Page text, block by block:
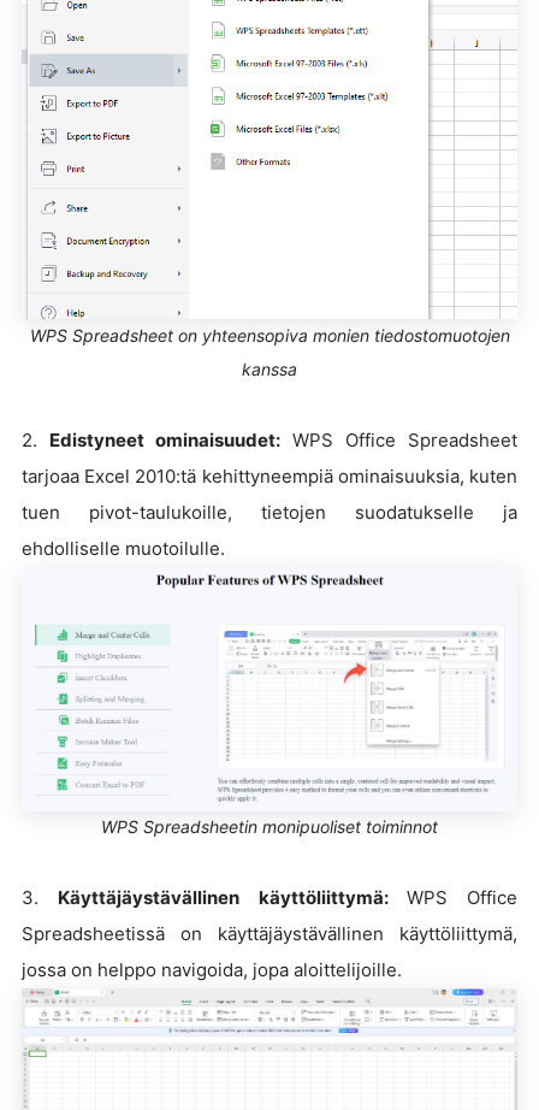
WPS Spreadsheet on yhteensopiva monien tiedostomuotojen
kanssa
2. Edistyneet ominaisuudet: WPS Office Spreadsheet
tarjoaa Excel 2010:tä kehittyneempiä ominaisuuksia, kuten
tuen pivot-taulukoille, tietojen suodatukselle ja
ehdolliselle muotoilulle.
WPS Spreadsheetin monipuoliset toiminnot
3. Käyttäjäystävällinen käyttöliittymä: WPS Office
Spreadsheetissä on käyttäjäystävällinen käyttöliittymä,
jossa on helppo navigoida, jopa aloittelijoille.